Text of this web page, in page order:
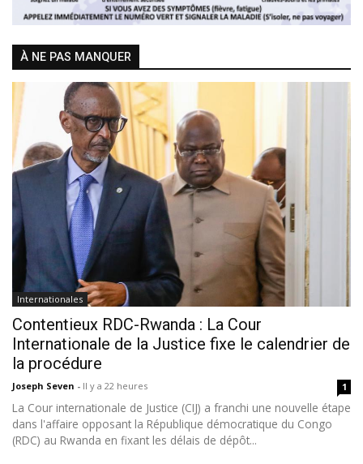
À NE PAS MANQUER
Internationales
Contentieux RDC-Rwanda : La Cour
Internationale de la Justice fixe le calendrier de
la procédure
Joseph Seven - Il y a 22 heures 1
La Cour internationale de Justice (CIJ) a franchi une nouvelle étape
dans l'affaire opposant la République démocratique du Congo
(RDC) au Rwanda en fixant les délais de dépôt...